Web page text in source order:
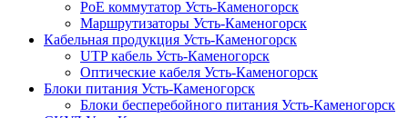
PoE коммутатор Усть-Каменогорск
Маршрутизаторы Усть-Каменогорск
Кабельная продукция Усть-Каменогорск
UTP кабель Усть-Каменогорск
Оптические кабеля Усть-Каменогорск
Блоки питания Усть-Каменогорск
Блоки бесперебойного питания Усть-Каменогорск